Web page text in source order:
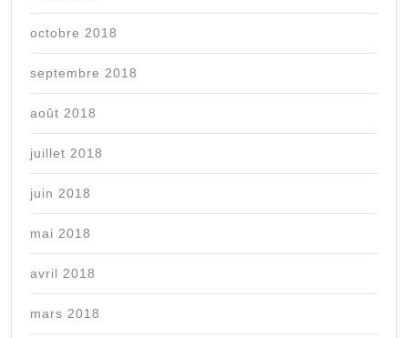
octobre 2018
septembre 2018
août 2018
juillet 2018
juin 2018
mai 2018
avril 2018
mars 2018